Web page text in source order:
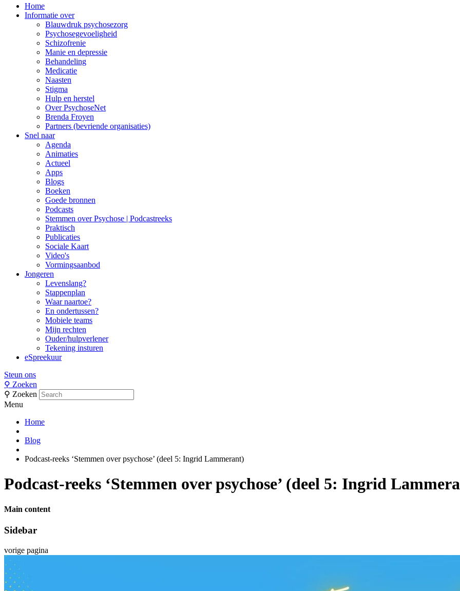
Main
Navigation
Home
Informatie over
Blauwdruk psychosezorg
Psychosegevoeligheid
Schizofrenie
Manie en depressie
Behandeling
Medicatie
Naasten
Stigma
Hulp en herstel
Over PsychoseNet
Brenda Froyen
Partners (bevriende organisaties)
Snel naar
Agenda
Animaties
Actueel
Apps
Blogs
Boeken
Goede bronnen
Podcasts
Stemmen over Psychose | Podcastreeks
Praktisch
Publicaties
Sociale Kaart
Video's
Vormingsaanbod
Jongeren
Levenslang?
Stappenplan
Waar naartoe?
En ondertussen?
Mobiele teams
Mijn rechten
Ouder/hulpverlener
Tekening insturen
eSpreekuur
Steun ons
⚲ Zoeken
⚲ Zoeken
Menu
Home
Blog
Podcast-reeks ‘Stemmen over psychose’ (deel 5: Ingrid Lammerant)
Podcast-reeks ‘Stemmen over psychose’ (deel 5: Ingrid
Main content
Sidebar
vorige pagina